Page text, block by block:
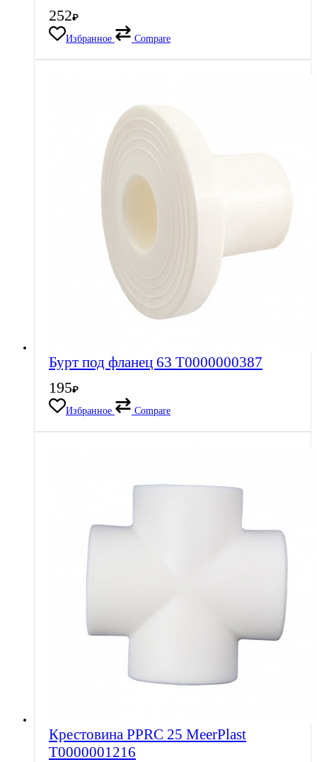
252₽
Избранное
Compare
Бурт под фланец 63 Т0000000387
195₽
Избранное
Compare
Крестовина PPRC 25 MeerPlast
Т0000001216